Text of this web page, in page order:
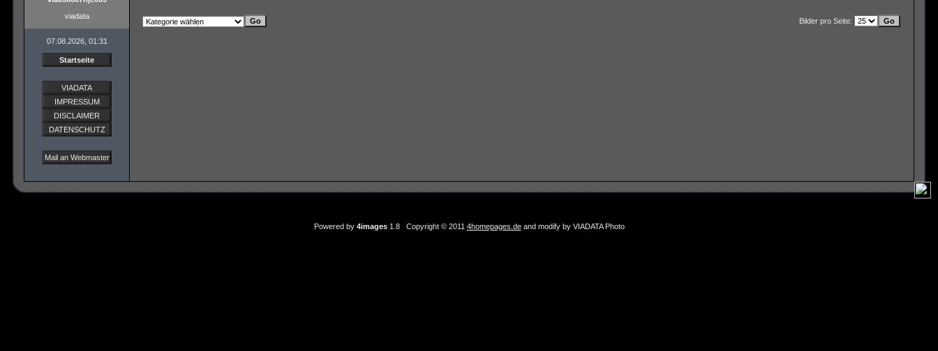
viadata
07.08.2026, 01:31
Startseite
VIADATA
IMPRESSUM
DISCLAIMER
DATENSCHUTZ
Mail an Webmaster
Bilder pro Seite:
Powered by 4images1.8 Copyright © 2011 4homepages.deand modify by VIADATA Photo